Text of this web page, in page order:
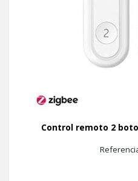
Control remoto 2